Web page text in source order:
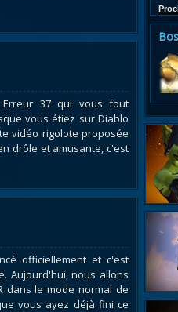
Erreur 37 qui vous fout
vous étiez sur Diablo
vidéo rigolote proposée
drôle et amusante, c'est
officiellement et c'est
Aujourd'hui, nous allons
dans le mode normal de
vous ayez déjà fini ce